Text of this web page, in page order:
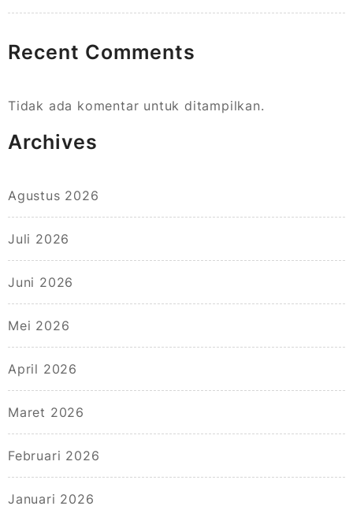
Recent Comments
Tidak ada komentar untuk ditampilkan.
Archives
Agustus 2026
Juli 2026
Juni 2026
Mei 2026
April 2026
Maret 2026
Februari 2026
Januari 2026